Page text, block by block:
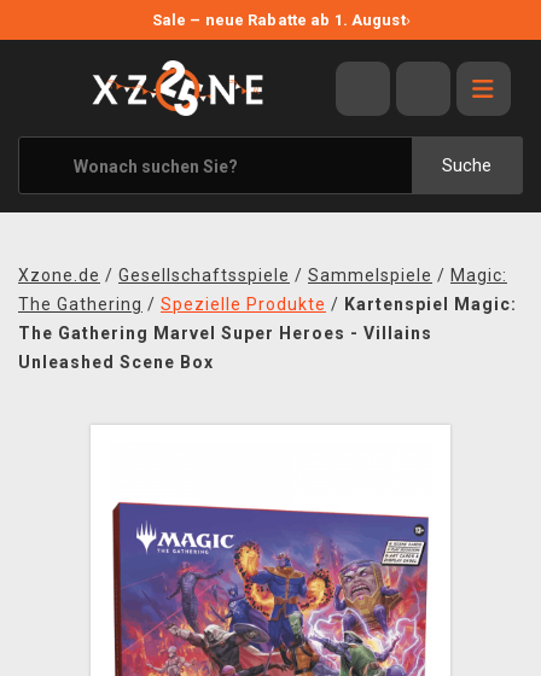
Sale – neue Rabatte ab 1. August›
Suche
ANGEBOTE
ALLE MARKEN
XZONE ORIGINALS
KLEIDUNG & ACCESSOIRES
BÜCHER & COMICS
BRETT- UND KARTENSPIELE
VERSAND
Xzone.de / Gesellschaftsspiele / Sammelspiele / Magic:
The Gathering / Spezielle Produkte / Kartenspiel Magic:
The Gathering Marvel Super Heroes - Villains
Unleashed Scene Box